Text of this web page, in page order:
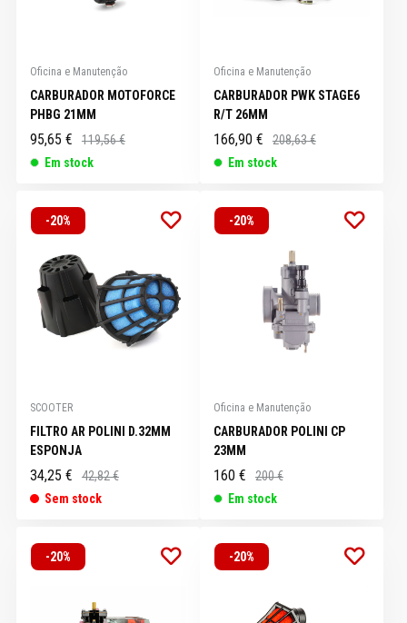
Oficina e Manutenção
CARBURADOR MOTOFORCE
PHBG 21MM
95,65 €
119,56 €
Em stock
Oficina e Manutenção
CARBURADOR PWK STAGE6
R/T 26MM
166,90 €
208,63 €
Em stock
-20%
SCOOTER
FILTRO AR POLINI D.32MM
ESPONJA
34,25 €
42,82 €
Sem stock
-20%
Oficina e Manutenção
CARBURADOR POLINI CP
23MM
160 €
200 €
Em stock
-20% -20%